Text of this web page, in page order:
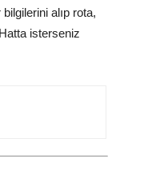
alıp rota,
isterseniz